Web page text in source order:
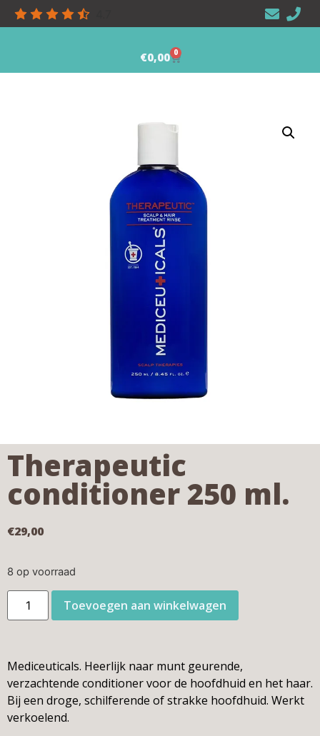
€0,00 0
Therapeutic
conditioner 250 ml.
€29,00
8 op voorraad
Toevoegen aan winkelwagen
Mediceuticals. Heerlijk naar munt geurende,
verzachtende conditioner voor de hoofdhuid en het haar.
Bij een droge, schilferende of strakke hoofdhuid. Werkt
verkoelend.